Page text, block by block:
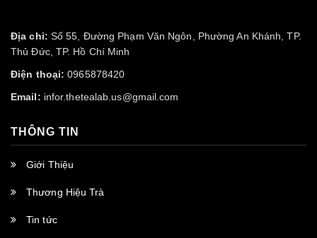
Địa chỉ: Số 55, Đường Phạm Văn Ngôn, Phường An Khánh, TP.
Thủ Đức, TP. Hồ Chí Minh
Điện thoại: 0965878420
Email: infor.thetealab.us@gmail.com
THÔNG TIN
Giới Thiệu
Thương Hiệu Trà
Tin tức